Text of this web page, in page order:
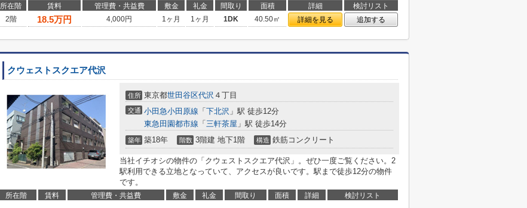
所在階 賃料 管理費・共益費 敷金 礼金 間取り 面積 詳細
検討リスト
2階
18.5万円 4,000円 1ヶ月 1ヶ月 1DK 40.50㎡ 詳細を見る 追加する
クウェストスクエア代沢
住所 東京都世田谷区代沢 ４丁目
交通 小田急小田原線 「 下北沢 」駅 徒歩12分
東急田園都市線 「 三軒茶屋 」駅 徒歩14分
築年 築18年 階数 3階建 地下1階 構造 鉄筋コンクリート
当社イチオシの物件の「クウェストスクエア代沢」。ぜひ一度ご覧ください。2
駅利用できる立地となっていて、アクセスが良いです。駅まで徒歩12分の物件
です。
所在階 賃料 管理費・共益費 敷金 礼金 間取り 面積 詳細 検討リスト